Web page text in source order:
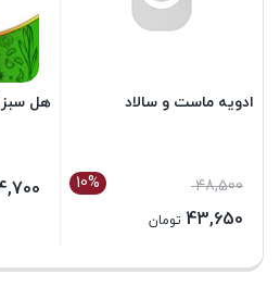
ادویه ماست و سالاد
10% 48,500
43,650 تومان
بستن
هل